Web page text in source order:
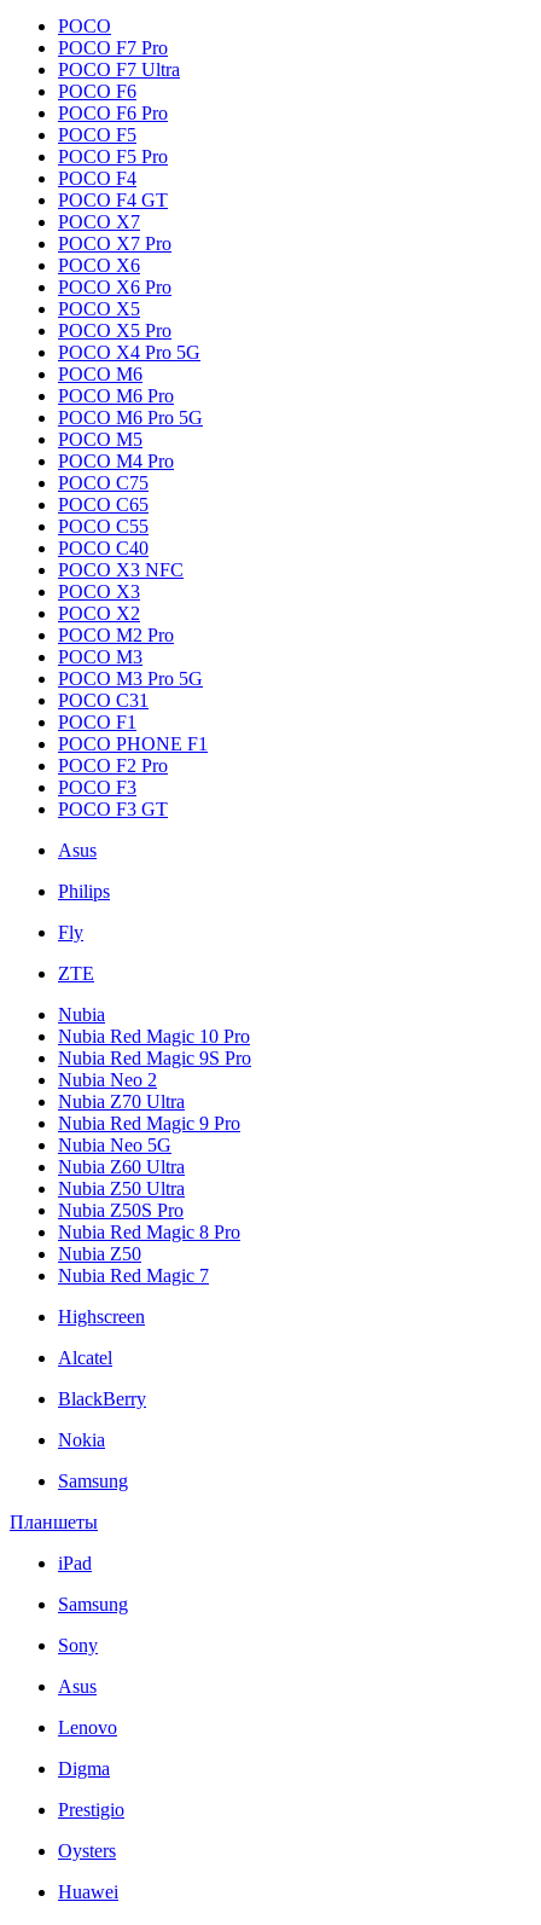
POCO
POCO F7 Pro
POCO F7 Ultra
POCO F6
POCO F6 Pro
POCO F5
POCO F5 Pro
POCO F4
POCO F4 GT
POCO X7
POCO X7 Pro
POCO X6
POCO X6 Pro
POCO X5
POCO X5 Pro
POCO X4 Pro 5G
POCO M6
POCO M6 Pro
POCO M6 Pro 5G
POCO M5
POCO M4 Pro
POCO C75
POCO C65
POCO C55
POCO C40
POCO X3 NFC
POCO X3
POCO X2
POCO M2 Pro
POCO M3
POCO M3 Pro 5G
POCO C31
POCO F1
POCO PHONE F1
POCO F2 Pro
POCO F3
POCO F3 GT
Asus
Philips
Fly
ZTE
Nubia
Nubia Red Magic 10 Pro
Nubia Red Magic 9S Pro
Nubia Neo 2
Nubia Z70 Ultra
Nubia Red Magic 9 Pro
Nubia Neo 5G
Nubia Z60 Ultra
Nubia Z50 Ultra
Nubia Z50S Pro
Nubia Red Magic 8 Pro
Nubia Z50
Nubia Red Magic 7
Highscreen
Alcatel
BlackBerry
Nokia
Samsung
Планшеты
iPad
Samsung
Sony
Asus
Lenovo
Digma
Prestigio
Oysters
Huawei